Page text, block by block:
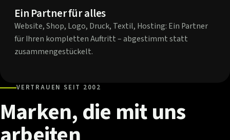
Ein Partner für alles
Website, Shop, Logo, Druck, Textil, Hosting: Ein Partner
für Ihren kompletten Auftritt – abgestimmt statt
zusammengestückelt.
VERTRAUEN SEIT 2002
Marken,die mituns